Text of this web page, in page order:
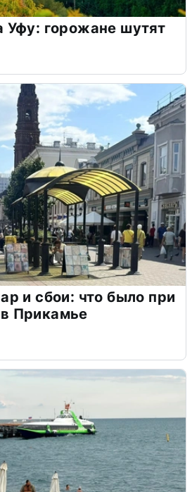
Уфу: горожане шутят
и сбои: что было при
Прикамье